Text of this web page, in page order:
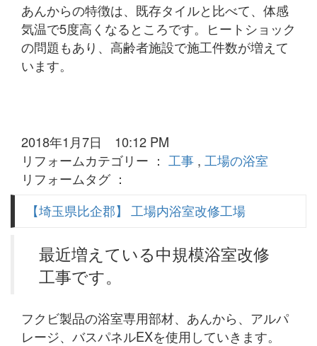
あんからの特徴は、既存タイルと比べて、体感
気温で5度高くなるところです。ヒートショック
の問題もあり、高齢者施設で施工件数が増えて
います。
2018年1月7日 10:12 PM
リフォームカテゴリー ： 工事 , 工場の浴室
リフォームタグ ：
【埼玉県比企郡】 工場内浴室改修工場
最近増えている中規模浴室改修
工事です。
フクビ製品の浴室専用部材、あんから、アルパ
レージ、バスパネルEXを使用していきます。